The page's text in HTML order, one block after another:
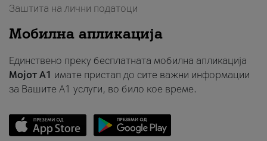
Заштита на лични податоци
Мобилна апликација
Единствено преку бесплатната мобилна апликација
Мојот A1 имате пристап до сите важни информации
за Вашите A1 услуги, во било кое време.